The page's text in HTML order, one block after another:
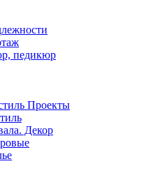
педикюр
Проекты
Декор